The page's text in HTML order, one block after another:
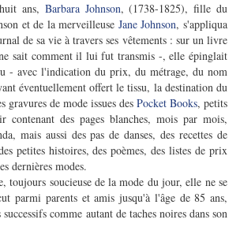
ans, Barbara Johnson, (1738-1825), fille du
et de la merveilleuse Jane Johnson, s'appliqua
de sa vie à travers ses vêtements : sur un livre
sait comment il lui fut transmis -, elle épinglait
- avec l'indication du prix, du métrage, du nom
éventuellement offert le tissu, la destination du
gravures de mode issues des Pocket Books, petits
contenant des pages blanches, mois par mois,
mais aussi des pas de danses, des recettes de
petites histoires, des poèmes, des listes de prix
dernières modes.
toujours soucieuse de la mode du jour, elle ne se
parmi parents et amis jusqu'à l'âge de 85 ans,
comme autant de taches noires dans son